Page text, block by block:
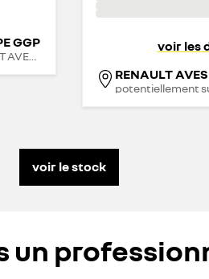
GGP
- GROUPE GGP
voir les
potentiellement
voir le stock
un